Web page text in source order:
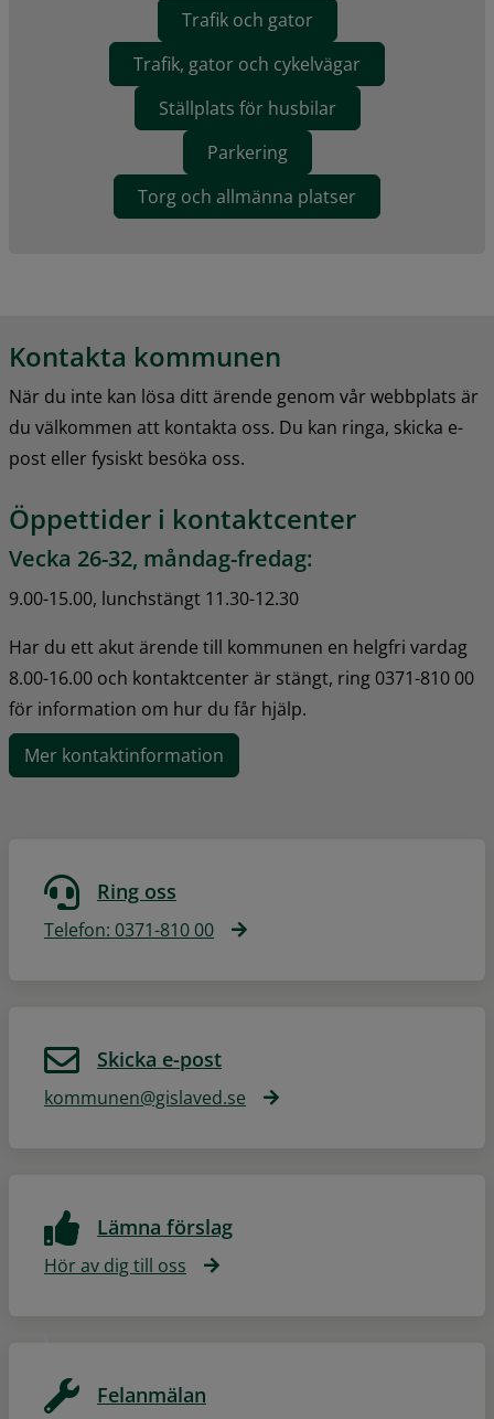
Trafik och gator
Trafik, gator och cykelvägar
Ställplats för husbilar
Parkering
Torg och allmänna platser
Kontakta kommunen
När du inte kan lösa ditt ärende genom vår webbplats är
du välkommen att kontakta oss. Du kan ringa, skicka e-
post eller fysiskt besöka oss.
Öppettider i kontaktcenter
Vecka 26-32, måndag-fredag:
9.00-15.00, lunchstängt 11.30-12.30
Har du ett akut ärende till kommunen en helgfri vardag
8.00-16.00 och kontaktcenter är stängt, ring 0371-810 00
för information om hur du får hjälp.
Mer kontaktinformation
Ring oss
Telefon: 0371-810 00
Skicka e-post
kommunen@gislaved.se
Lämna förslag
Hör av dig till oss
Felanmälan